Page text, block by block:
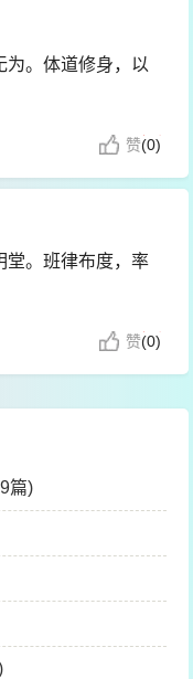
兮，而犹薄滋味与
为酒卮。
八元夹侍而正仪。
於四维。
华夷。
为。体道修身，以
赞(0)
堂。班律布度，率
赞(0)
篇)